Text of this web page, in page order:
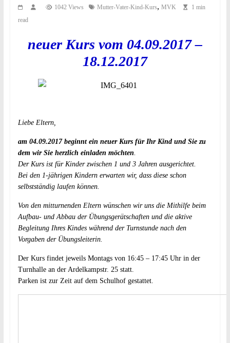
1042 Views Mutter-Vater-Kind-Kurs, MVK
1 min
read
neuer Kurs vom 04.09.2017 –
18.12.2017
Liebe Eltern,
am 04.09.2017 beginnt ein neuer Kurs für Ihr Kind und Sie zu
dem wir Sie herzlich einladen möchten.
Der Kurs ist für Kinder zwischen 1 und 3 Jahren ausgerichtet.
Bei den 1-jährigen Kindern erwarten wir, dass diese schon
selbstständig laufen können.
Von den mitturnenden Eltern wünschen wir uns die Mithilfe beim
Aufbau- und Abbau der Übungsgerätschaften und die aktive
Begleitung Ihres Kindes während der Turnstunde nach den
Vorgaben der Übungsleiterin.
Der Kurs findet jeweils Montags von 16:45 – 17:45 Uhr in der
Turnhalle an der Ardelkampstr. 25 statt.
Parken ist zur Zeit auf dem Schulhof gestattet.